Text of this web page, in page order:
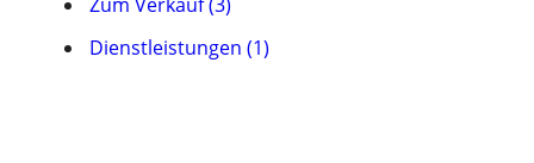
Dienstleistungen (1)